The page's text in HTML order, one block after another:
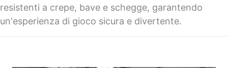
resistenti a crepe, bave e schegge, garantendo
un'esperienza di gioco sicura e divertente.